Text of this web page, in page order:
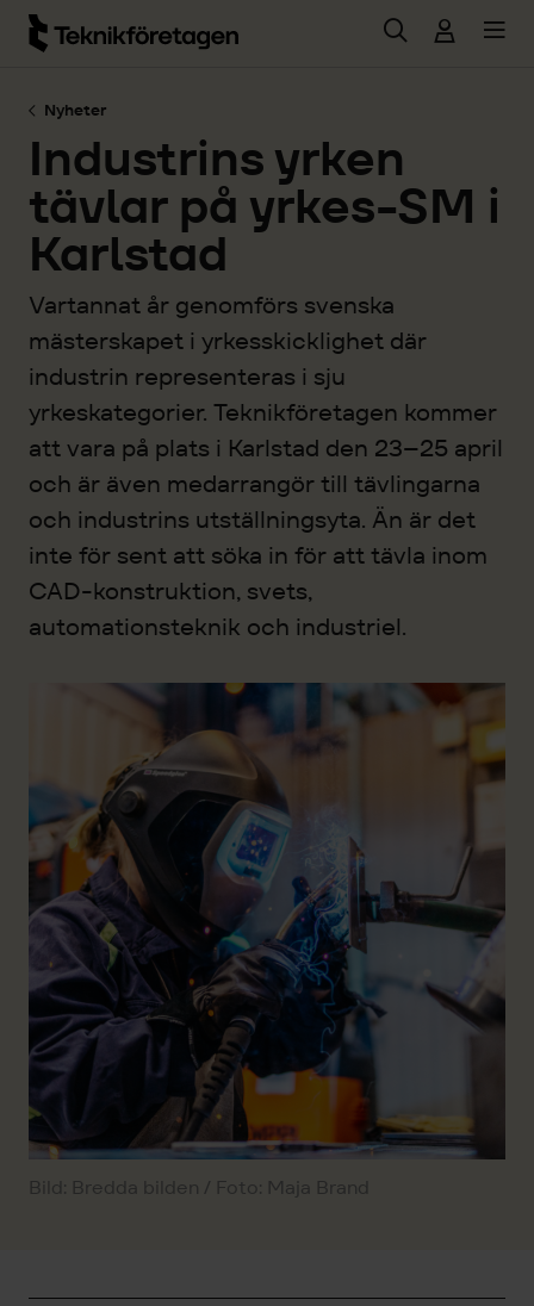
Hoppa till huvudinnehåll
Nyheter
Industrins yrken
tävlar på yrkes-SM i
Karlstad
Vartannat år genomförs svenska
mästerskapet i yrkesskicklighet där
industrin representeras i sju
yrkeskategorier. Teknikföretagen kommer
att vara på plats i Karlstad den 23–25 april
och är även medarrangör till tävlingarna
och industrins utställningsyta. Än är det
inte för sent att söka in för att tävla inom
CAD-konstruktion, svets,
automationsteknik och industriel.
Bild: Bredda bilden / Foto: Maja Brand